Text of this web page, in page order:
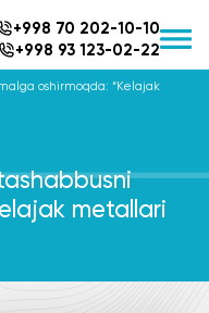
+998 70 202-10-10
+998 93 123-02-22
oshirmoqda: “Kelajak
metallari